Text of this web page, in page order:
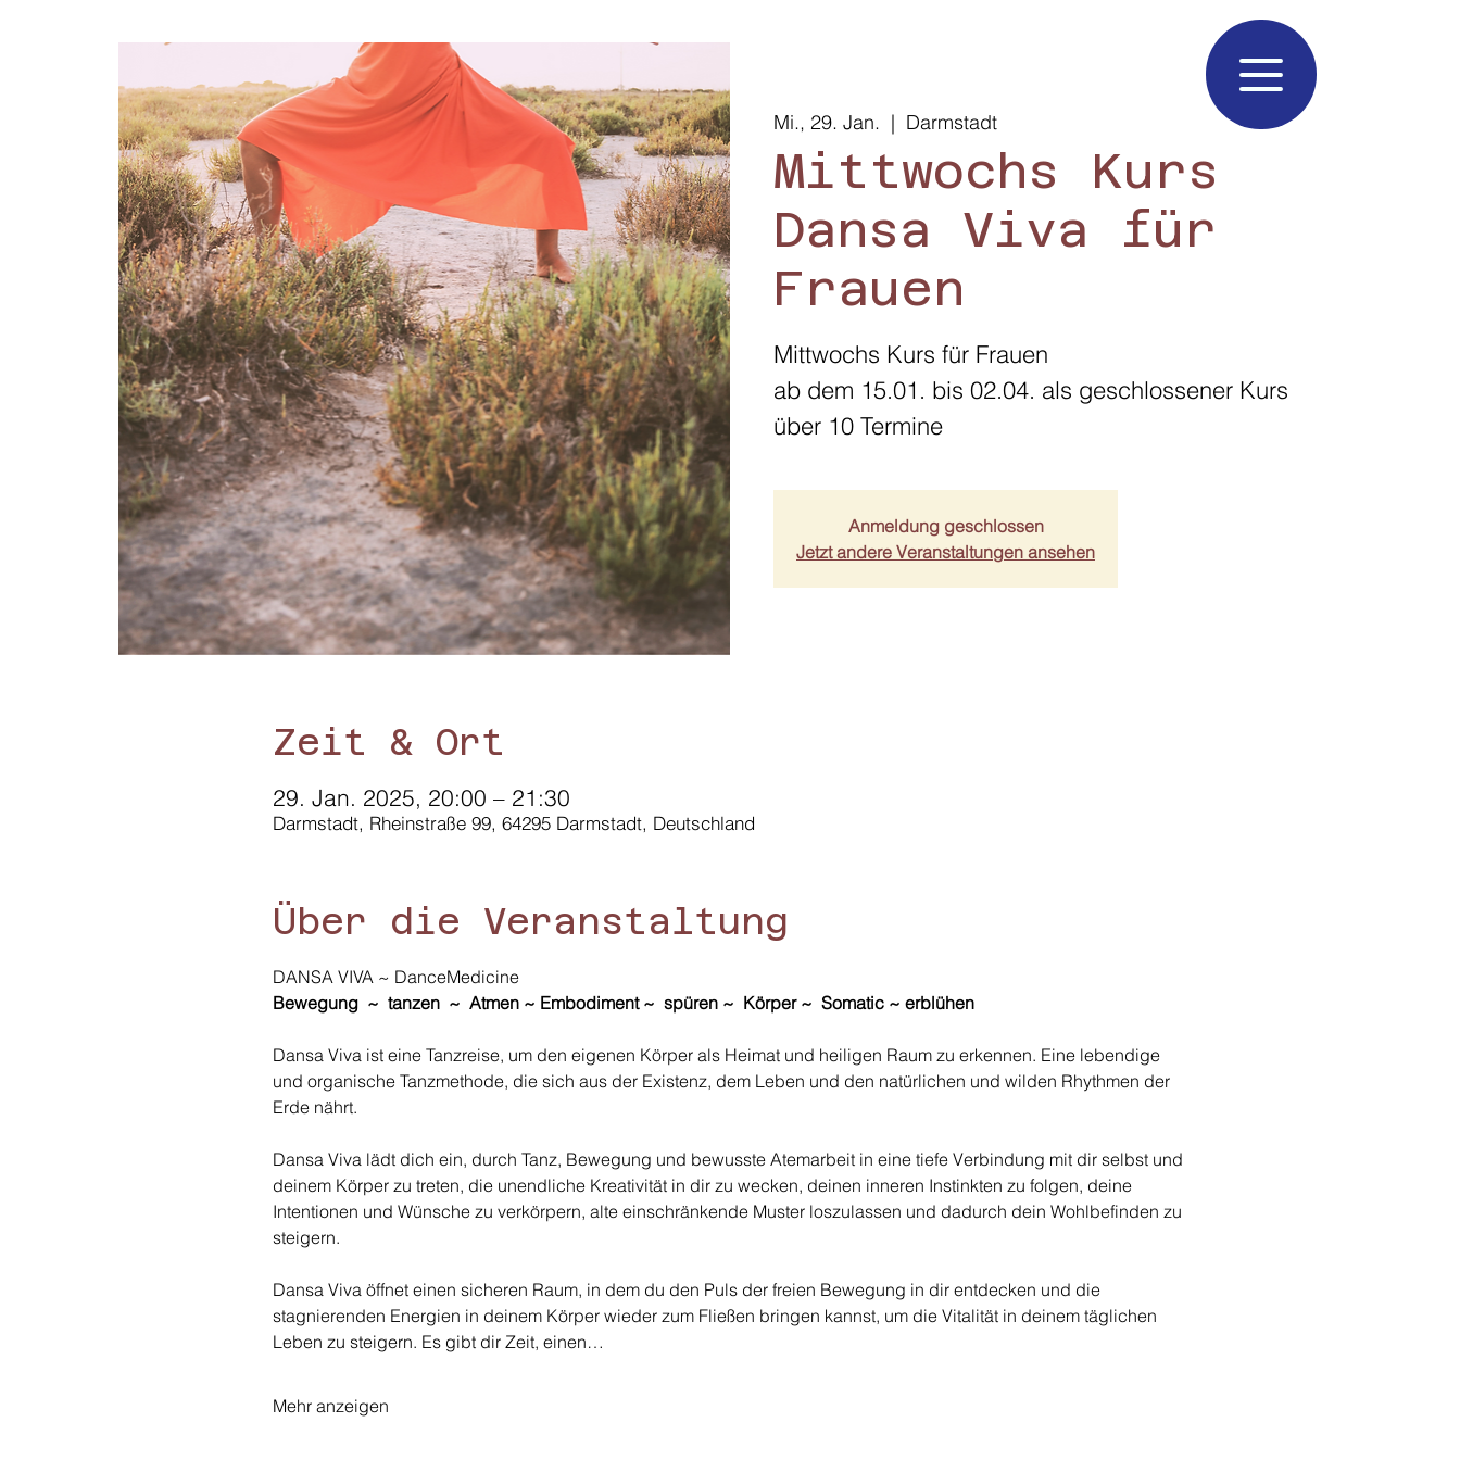
Mi., 29. Jan.
  |
Darmstadt
Mittwochs Kurs
Dansa Viva für
Frauen
Mittwochs Kurs für Frauen
ab dem 15.01. bis 02.04. als geschlossener Kurs
über 10 Termine
Anmeldung geschlossen
Jetzt andere Veranstaltungen ansehen
Zeit & Ort
29. Jan. 2025, 20:00 – 21:30
Darmstadt, Rheinstraße 99, 64295 Darmstadt, Deutschland
Über die Veranstaltung
DANSA VIVA ~ DanceMedicine
Bewegung  ~  tanzen  ~  Atmen ~ Embodiment ~  spüren ~  Körper ~  Somatic ~ erblühen
Dansa Viva ist eine Tanzreise, um den eigenen Körper als Heimat und heiligen Raum zu erkennen. Eine lebendige
und organische Tanzmethode, die sich aus der Existenz, dem Leben und den natürlichen und wilden Rhythmen der
Erde nährt.
Dansa Viva lädt dich ein, durch Tanz, Bewegung und bewusste Atemarbeit in eine tiefe Verbindung mit dir selbst und
deinem Körper zu treten, die unendliche Kreativität in dir zu wecken, deinen inneren Instinkten zu folgen, deine
Intentionen und Wünsche zu verkörpern, alte einschränkende Muster loszulassen und dadurch dein Wohlbefinden zu
steigern.
Dansa Viva öffnet einen sicheren Raum, in dem du den Puls der freien Bewegung in dir entdecken und die
stagnierenden Energien in deinem Körper wieder zum Fließen bringen kannst, um die Vitalität in deinem täglichen
Leben zu steigern. Es gibt dir Zeit, einen…
Mehr anzeigen